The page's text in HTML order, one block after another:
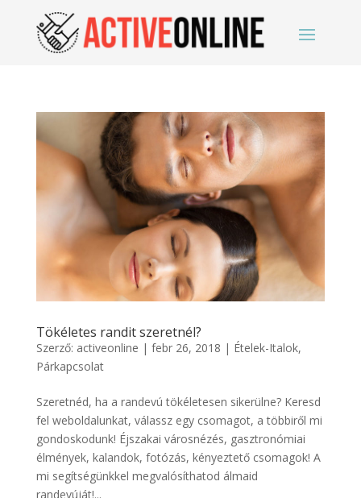
Tökéletes randit szeretnél?
Szerző: activeonline | febr 26, 2018 | Ételek-Italok,
Párkapcsolat
Szeretnéd, ha a randevú tökéletesen sikerülne? Keresd
fel weboldalunkat, válassz egy csomagot, a többiről mi
gondoskodunk! Éjszakai városnézés, gasztronómiai
élmények, kalandok, fotózás, kényeztető csomagok! A
mi segítségünkkel megvalósíthatod álmaid
randevúját!...